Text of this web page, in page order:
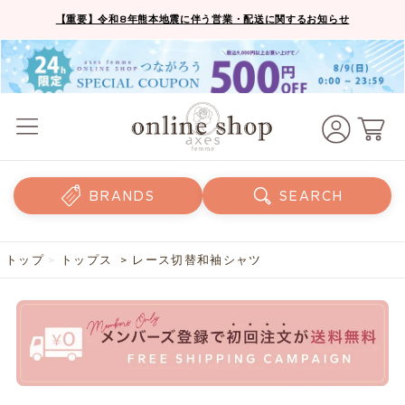
【重要】令和8年熊本地震に伴う営業・配送に関するお知らせ
BRANDS SEARCH
トップ > トップス > レース切替和袖シャツ